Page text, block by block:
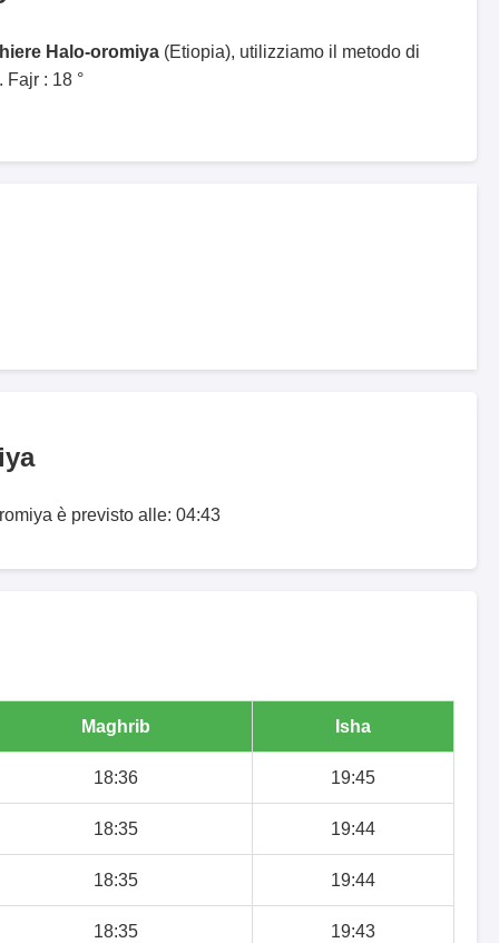
Halo-oromiya (Etiopia), utilizziamo il metodo di
: 18 °
è previsto alle: 04:43
Maghrib Isha
18:36 19:45
18:35 19:44
18:35 19:44
18:35 19:43